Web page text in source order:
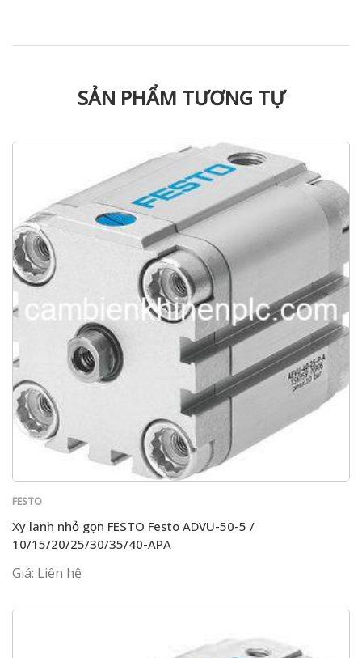
SẢN PHẨM TƯƠNG TỰ
FESTO
Xy lanh nhỏ gọn FESTO Festo ADVU-50-5 /
10/15/20/25/30/35/40-APA
Giá: Liên hệ